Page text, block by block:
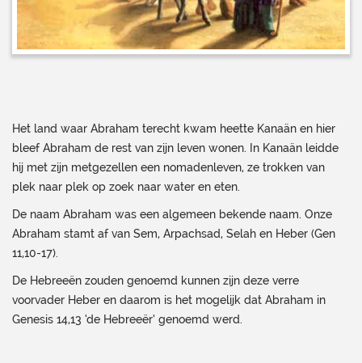
Het land waar Abraham terecht kwam heette Kanaän en hier
bleef Abraham de rest van zijn leven wonen. In Kanaän leidde
hij met zijn metgezellen een nomadenleven, ze trokken van
plek naar plek op zoek naar water en eten.
De naam Abraham was een algemeen bekende naam. Onze
Abraham stamt af van Sem, Arpachsad, Selah en Heber (Gen
11,10-17).
De Hebreeën zouden genoemd kunnen zijn deze verre
voorvader Heber en daarom is het mogelijk dat Abraham in
Genesis 14,13 ‘de Hebreeër’ genoemd werd.